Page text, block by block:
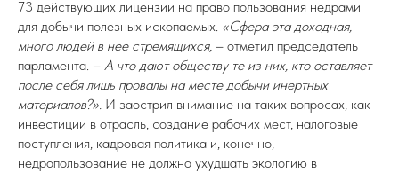
73 действующих лицензии на право пользования недрами
для добычи полезных ископаемых. «Сфера эта доходная,
много людей в нее стремящихся, – отметил председатель
парламента. – А что дают обществу те из них, кто оставляет
после себя лишь провалы на месте добычи инертных
материалов?». И заострил внимание на таких вопросах, как
инвестиции в отрасль, создание рабочих мест, налоговые
поступления, кадровая политика и, конечно,
недропользование не должно ухудшать экологию в